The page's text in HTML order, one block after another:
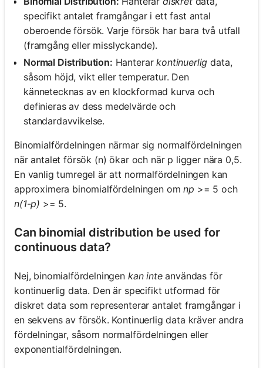
specifikt antalet framgångar i ett fast antal
oberoende försök. Varje försök har bara två utfall
(framgång eller misslyckande).
Normal Distribution: Hanterarkontinuerlig data,
såsom höjd, vikt eller temperatur. Den
kännetecknas av en klockformad kurva och
definieras av dess medelvärde och
standardavvikelse.
Binomialfördelningen närmar sig normalfördelningen
när antalet försök (n) ökar och när p ligger nära 0,5.
En vanlig tumregel är att normalfördelningen kan
approximera binomialfördelningen omnp >= 5 och
n(1-p) >= 5.
Can binomial distribution be used for
continuous data?
Nej, binomialfördelningen kan inteanvändas för
kontinuerlig data. Den är specifikt utformad för
diskret data som representerar antalet framgångar i
en sekvens av försök. Kontinuerlig data kräver andra
fördelningar, såsom normalfördelningen eller
exponentialfördelningen.